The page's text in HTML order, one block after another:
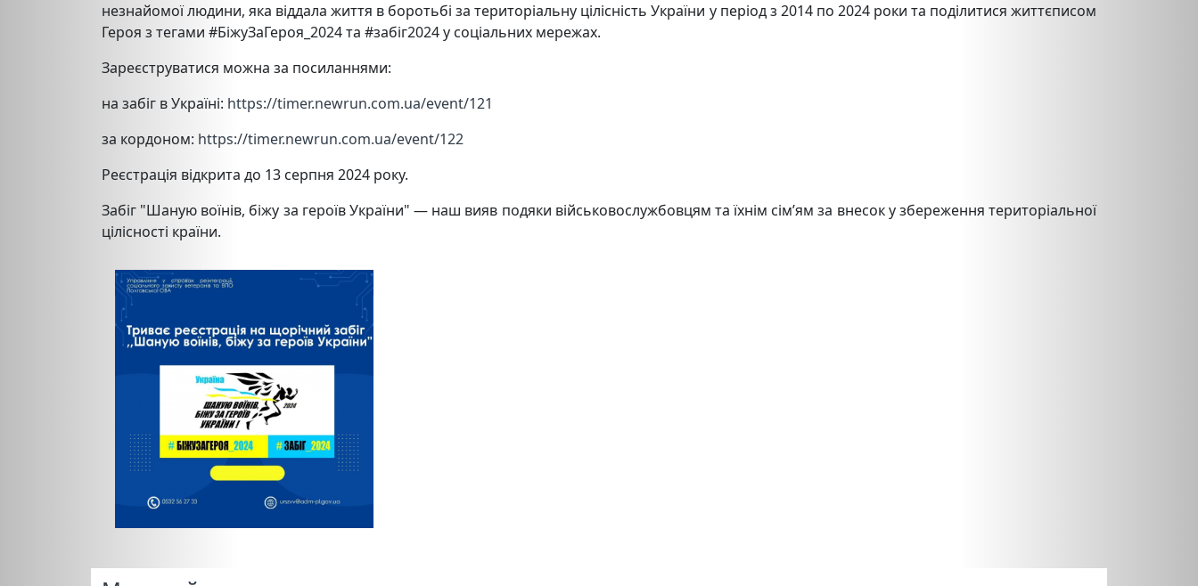
незнайомої людини, яка віддала життя в боротьбі за територіальну цілісність України у період з 2014 по 2024 роки та поділитися життєписом
Героя з тегами #БіжуЗаГероя_2024 та #забіг2024 у соціальних мережах.
Зареєструватися можна за посиланнями:
на забіг в Україні: https://timer.newrun.com.ua/event/121
за кордоном: https://timer.newrun.com.ua/event/122
Реєстрація відкрита до 13 серпня 2024 року.
Забіг "Шаную воїнів, біжу за героїв України" — наш вияв подяки військовослужбовцям та їхнім сім’ям за внесок у збереження територіальної
цілісності країни.